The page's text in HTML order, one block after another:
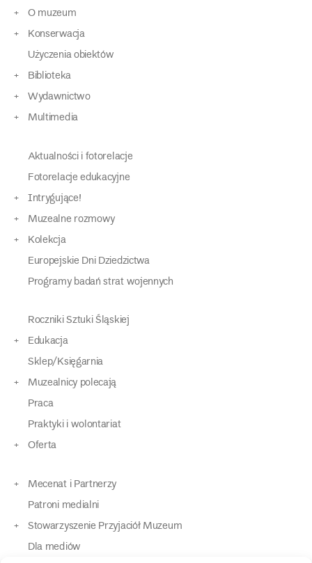
O muzeum
Konserwacja
Użyczenia obiektów
Biblioteka
Wydawnictwo
Multimedia
Aktualności i fotorelacje
Fotorelacje edukacyjne
Intrygujące!
Muzealne rozmowy
Kolekcja
Europejskie Dni Dziedzictwa
Programy badań strat wojennych
Roczniki Sztuki Śląskiej
Edukacja
Sklep/Księgarnia
Muzealnicy polecają
Praca
Praktyki i wolontariat
Oferta
Mecenat i Partnerzy
Patroni medialni
Stowarzyszenie Przyjaciół Muzeum
Dla mediów